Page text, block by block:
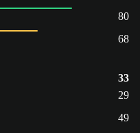
80
68
33
29
49